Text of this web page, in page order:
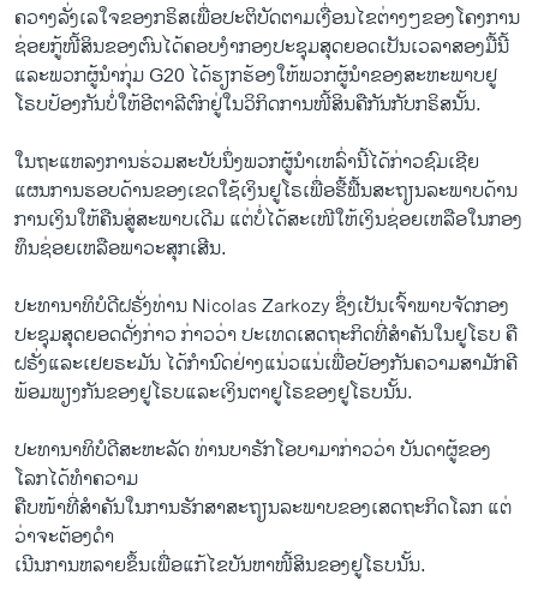
ຄວາ​ງລັ່ງ​ເລ​ໃຈ​ຂອງ​ກຣິສ​ເພື່ອ​ປະຕິບັດ​ຕາມ​ເງື່ອນ​ໄຂ​ຕ່າງໆ​ຂອງໂຄງການ​
ຊ່ອຍ​ກູ້​ໜີ້​ສິນ​ຂອງ​ຕົນ​ໄດ້​ຄອບ​ງໍາ​ກອງ​ປະຊຸມ​ສຸດ​ຍອດ​ເປັນ​ເວລາສອງ​ມື້​ນີ້ ​
ແລະ​ພວກ​ຜູ້​ນໍາ​ກຸ່ມ G20 ​ໄດ້​ຮຽກຮ້ອງ​ໃຫ້​ພວກ​ຜູ້​ນໍາ​ຂອງ​ສະຫະພາບ​ຢູ​
ໂຣບປ້ອງ​ກັນ​ບໍ່​ໃຫ້​ອີ​ຕາ​ລີ​ຕົກ​ຢູ່​ໃນ​ວິ​ກິດ​ການ​ໜີ້​ສິນ​ຄື​ກັນກັບກຣິສນັ້ນ.
ໃນ​ຖະ​ແຫລ​ງການ​ຮ່ວມ​ສະບັບ​ນຶ່ງ​ພວກ​ຜູ້​ນໍາ​ເຫລົ່າ​ນີ້​ໄດ້​ກ່າວ​ຊົມ​ເຊີຍ
ແຜນການ​ຮອບດ້ານ​ຂອງ​ເຂດ​ໃຊ້​ເງິນ​ຢູ​ໂຣ​ເພື່ອ​ຮື້​ຟື້ນ​ສະຖຽນ​ລະ​ພາບດ້ານ​
ການ​ເງິນ​ໃຫ້​ຄືນ​ສູ່​ສະພາບ​ເດີມ ​ແຕ່​ບໍ່​ໄດ້​ສະ​ເໜີ​ໃຫ້​ເງິນ​ຊ່ອຍ​ເຫລືອ​ໃນ​ກອງ​
ທຶນ​ຊ່ອຍ​ເຫລືອ​ພາວະ​ສຸກ​ເສີນ.
ປະທານາທິບໍດີ​ຝຣັ່ງທ່ານ Nicolas Zarkozy ຊຶ່ງ​ເປັນ​ເຈົ້າພາບ​ຈັດ​ກອງ​
ປະຊຸມ​ສຸດ​ຍອດ​ດັ່ງກ່າວ ກ່າວ​ວ່າ ປະ​ເທດ​ເສດຖະກິດ​ທີ່​ສໍາຄັນ​ໃນ​ຢູ​ໂຣບ ຄື​
ຝຣັ່ງ​ແລະ​ເຢຍຣະມັນ ​ໄດ້​ກໍານົດ​ຢ່າງ​ແນ່​ວ​ແນ່​ເພື່ອ​ປ້ອງ​ກັນຄວາມ​ສາມັກຄີ​
ພ້ອມ​ພຽງ​ກັນ​ຂອງ​ຢູ​ໂຣບ​ແລະ​ເງິນຕາ​ຢູ​ໂຣຂອງ​ຢູ​ໂຣບນັ້ນ.
ປະທານາທິບໍດີ​ສະຫະລັດ ທ່ານ​ບາຣັກ​ໂອ​ບາ​ມາ​ກ່າວ​ວ່າ ບັນດາ​ຜູ້​ຂອງ​
ໂລກ​ໄດ້​ທໍາ​ຄວາມ
ຄືບ​ໜ້າ​ທີ່​ສໍາຄັນ​ໃນ​ການ​ຮັກສາສະຖຽນ​ລະ​ພາບ​ຂອງເສດຖະກິດ​ໂລກ ​ແຕ່​
ວ່າຈະ​ຕ້ອງ​ດໍາ​
ເນີນ​ການ​ຫລາຍ​ຂຶ້ນ​ເພື່ອ​ແກ້​ໄຂ​ບັນຫາ​ໜີ້​ສິນ​ຂອງ​ຢູ​ໂຣບນັ້ນ.